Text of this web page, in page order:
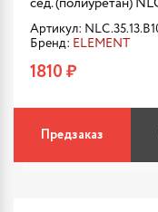
сед. (полиуретан)
Артикул:
Бренд: ELEMENT
1810 ₽
Предзаказ